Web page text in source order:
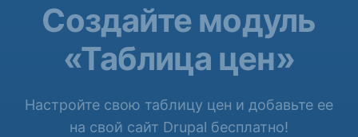
Создайте модуль
«Таблица цен»
Настройте свою таблицу цен и добавьте ее
на свой сайт Drupal бесплатно!